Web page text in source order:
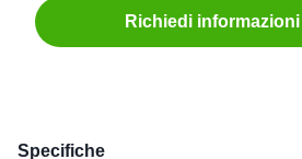
Richiedi
Specifiche